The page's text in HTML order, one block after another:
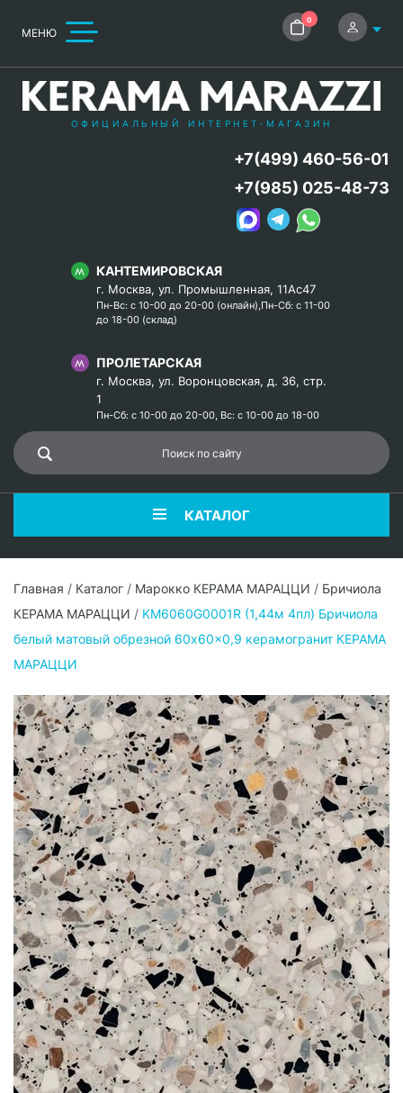
МЕНЮ
0
ОФИЦИАЛЬНЫЙ ИНТЕРНЕТ-МАГАЗИН
КАНТЕМИРОВСКАЯ
г. Москва, ул. Промышленная, 11Ас47
Пн-Вс: с 10-00 до 20-00 (онлайн),Пн-Сб: с 11-00
до 18-00 (склад)
ПРОЛЕТАРСКАЯ
г. Москва, ул. Воронцовская, д. 36, стр.
1
Пн-Сб: с 10-00 до 20-00, Вс: с 10-00 до 18-00
+7(499) 460-56-01
+7(985) 025-48-73
КАТАЛОГ
Главная / Каталог / Марокко КЕРАМА МАРАЦЦИ / Бричиола
КЕРАМА МАРАЦЦИ / KM6060G0001R (1,44м 4пл) Бричиола
белый матовый обрезной 60x60x0,9 керамогранит КЕРАМА
МАРАЦЦИ